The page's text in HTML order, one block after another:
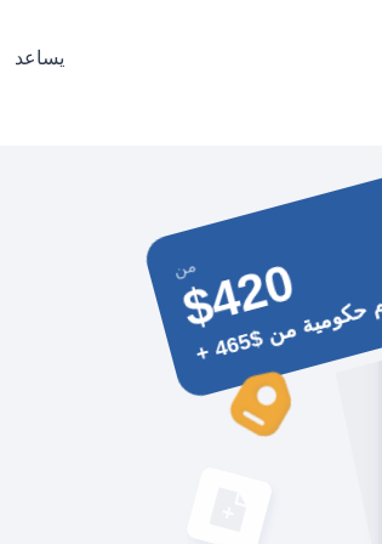
يساعد
من
$420
+
س
و
م
ح
ك
و
م
ية
م
ن
$
4
6